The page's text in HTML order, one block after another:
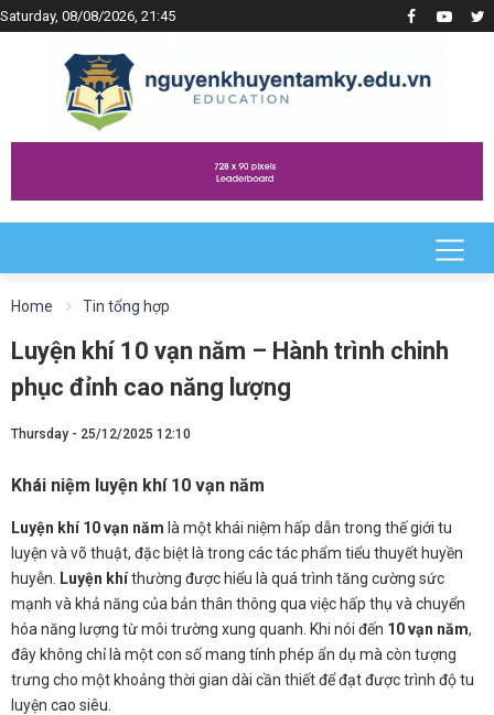
Saturday, 08/08/2026, 21:45
Home Tin tổng hợp
Luyện khí 10 vạn năm – Hành trình chinh
phục đỉnh cao năng lượng
Thursday - 25/12/2025 12:10
Khái niệm luyện khí 10 vạn năm
Luyện khí 10 vạn năm là một khái niệm hấp dẫn trong thế giới tu
luyện và võ thuật, đặc biệt là trong các tác phẩm tiểu thuyết huyền
huyễn.
Luyện khíthường được hiểu là quá trình tăng cường sức
mạnh và khả năng của bản thân thông qua việc hấp thụ và chuyển
hóa năng lượng từ môi trường xung quanh. Khi nói đến 10 vạn năm,
đây không chỉ là một con số mang tính phép ẩn dụ mà còn tượng
trưng cho một khoảng thời gian dài cần thiết để đạt được trình độ tu
luyện cao siêu.